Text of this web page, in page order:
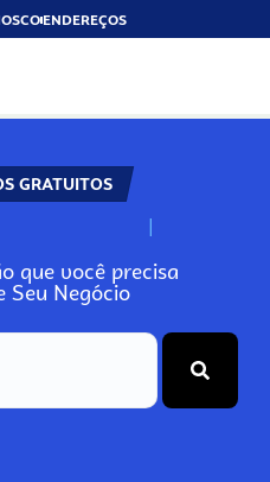
ENDEREÇOS
GRATUITOS
N
que você precisa
Seu Negócio